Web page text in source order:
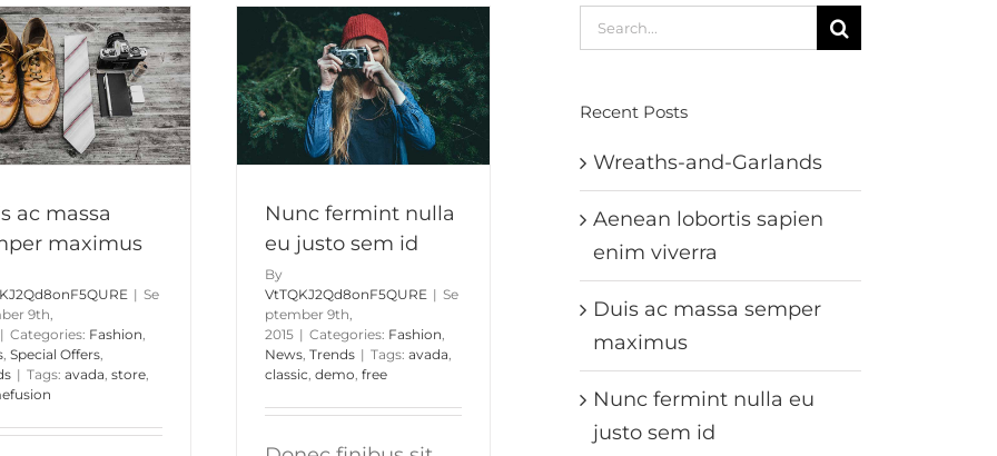
ac massa
maximus
| Se
9th,
| Categories: Fashion
Special Offers
| Tags: avada store
Nunc fermint nulla eu
justo sem id
Fashion News Trends
Nunc fermint nulla
eu justo sem id
By
VtTQKJ2Qd8onF5QURE | Se
ptember 9th,
2015 | Categories: Fashion
News Trends | Tags: avada
classic demo free
Search
for:
Recent Posts
Wreaths-and-Garlands
Aenean lobortis sapien
enim viverra
Duis ac massa semper
maximus
Nunc fermint nulla eu
justo sem id